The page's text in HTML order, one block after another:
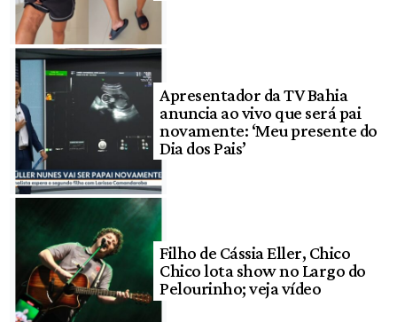
Apresentador da TV Bahia
anuncia ao vivo que será pai
novamente: ‘Meu presente do
Dia dos Pais’
Filho de Cássia Eller, Chico
Chico lota show no Largo do
Pelourinho; veja vídeo